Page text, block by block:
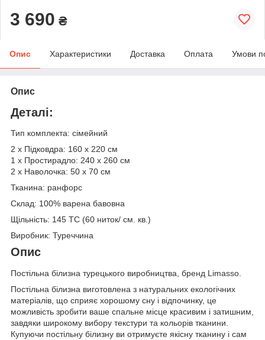
3 690 ₴
Опис Характеристики Доставка Оплата Умови
Опис
Деталі:
Тип комплекта: сімейний
2 х Підковдра: 160 х 220 см
1 х Простирадло: 240 х 260 см
2 х Наволочка: 50 х 70 см
Тканина: ранфорс
Склад: 100% варена бавовна
Щільність: 145 TC (60 ниток/ см. кв.)
Виробник: Туреччина
Опис
Постільна білизна турецького виробництва, бренд Limasso.
Постільна білизна виготовлена з натуральних екологічних
матеріалів, що сприяє хорошому сну і відпочинку, це
можливість зробити ваше спальне місце красивим і затишним,
завдяки широкому вибору текстури та кольорів тканини.
Купуючи постільну білизну ви отримуєте якісну тканину і сам